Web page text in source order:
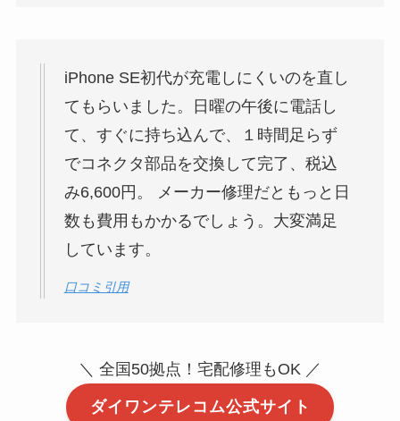
iPhone SE初代が充電しにくいのを直し
てもらいました。日曜の午後に電話し
て、すぐに持ち込んで、１時間足らず
でコネクタ部品を交換して完了、税込
み6,600円。 メーカー修理だともっと日
数も費用もかかるでしょう。大変満足
しています。
口コミ引用
＼ 全国50拠点！宅配修理もOK ／
ダイワンテレコム公式サイト